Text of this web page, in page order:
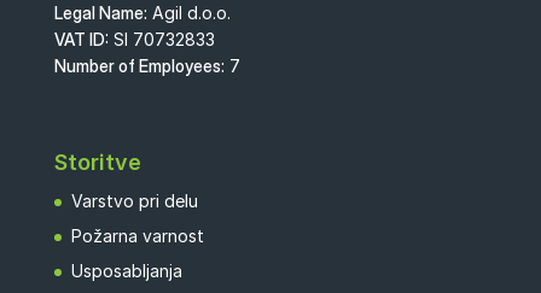
Legal Name: Agil d.o.o.
VAT ID: SI 70732833
Number of Employees: 7
Storitve
Varstvo pri delu
Požarna varnost
Usposabljanja